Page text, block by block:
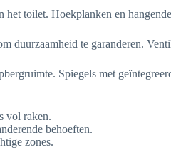
toilet. Hoekplanken en
te garanderen.
Spiegels met
vol raken.
behoeften.
zones.